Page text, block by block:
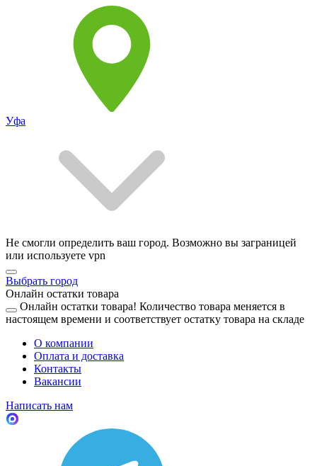
Уфа
Не смогли определить ваш город. Возможно вы заграницей
или используете vpn
Выбрать город
Онлайн остатки товара
Онлайн остатки товара! Количество товара меняется в
настоящем времени и соответствует остатку товара на складе
О компании
Оплата и доставка
Контакты
Вакансии
Написать нам